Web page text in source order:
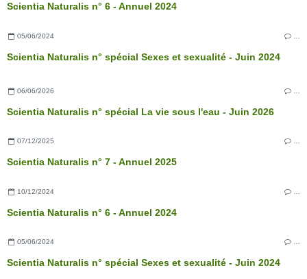
Scientia Naturalis n° 6 - Annuel 2024
05/06/2024
Scientia Naturalis n° spécial Sexes et sexualité - Juin 2024
06/06/2026
Scientia Naturalis n° spécial La vie sous l'eau - Juin 2026
07/12/2025
Scientia Naturalis n° 7 - Annuel 2025
10/12/2024
Scientia Naturalis n° 6 - Annuel 2024
05/06/2024 …
Scientia Naturalis n° spécial Sexes et sexualité - Juin 2024